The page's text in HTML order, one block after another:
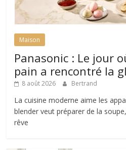
Maison
Panasonic : Le jour
pain a rencontré la
8 août 2026 Bertrand
La cuisine moderne aime les
blender veut préparer de la
rêve